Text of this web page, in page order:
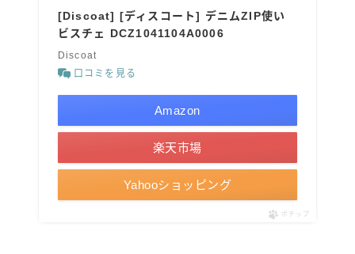
[Discoat] [ディスコート] デニムZIP使い
ビスチェ DCZ1041104A0006
Discoat
口コミを見る
Amazon
楽天市場
Yahooショッピング
ポチップ